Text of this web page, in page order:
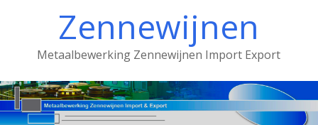
Zennewijnen
Metaalbewerking Zennewijnen Import Export